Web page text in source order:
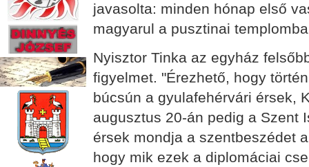
javasolta: minden hónap első
magyarul a pusztinai
Nyisztor Tinka az egyház
figyelmet. "Érezhető, hogy
búcsún a gyulafehérvári érsek,
augusztus 20-án pedig a Szent
érsek mondja a szentbeszédet
hogy mik ezek a diplomáciai